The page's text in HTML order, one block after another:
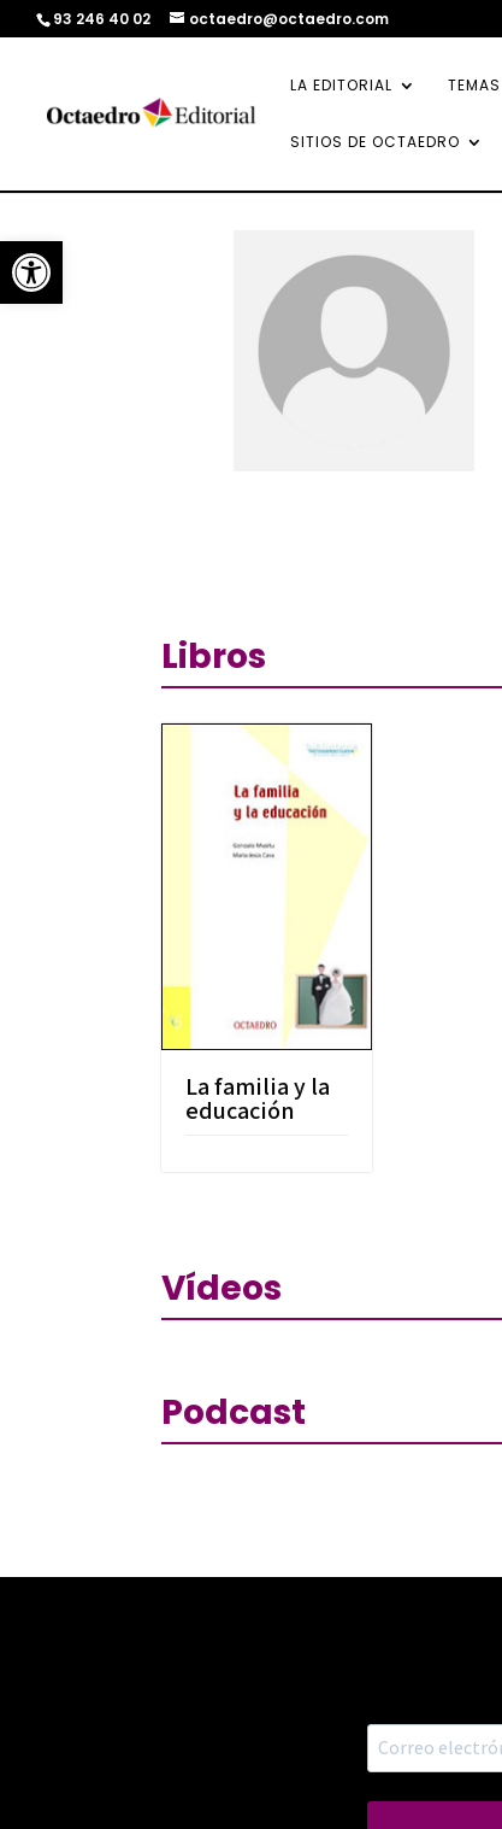
Abrir barra de herramientas
93 246 40 02 octaedro@octaedro.com
LA EDITORIAL TEMAS
SITIOS DE OCTAEDRO
Libros
La familia y la
educación
Vídeos
Podcast